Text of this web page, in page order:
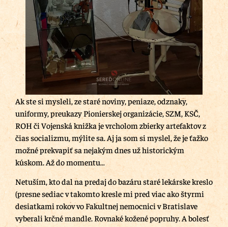
Ak ste si mysleli, ze staré noviny, peniaze, odznaky,
uniformy, preukazy Pionierskej organizácie, SZM, KSČ,
ROH či Vojenská knižka je vrcholom zbierky artefaktov z
čias socializmu, mýlite sa. Aj ja som si myslel, že je ťažko
možné prekvapiť sa nejakým dnes už historickým
kúskom. Až do momentu…
Netuším, kto dal na predaj do bazáru staré lekárske kreslo
(presne sediac v takomto kresle mi pred viac ako štyrmi
desiatkami rokov vo Fakultnej nemocnici v Bratislave
vyberali krčné mandle. Rovnaké kožené popruhy. A bolesť